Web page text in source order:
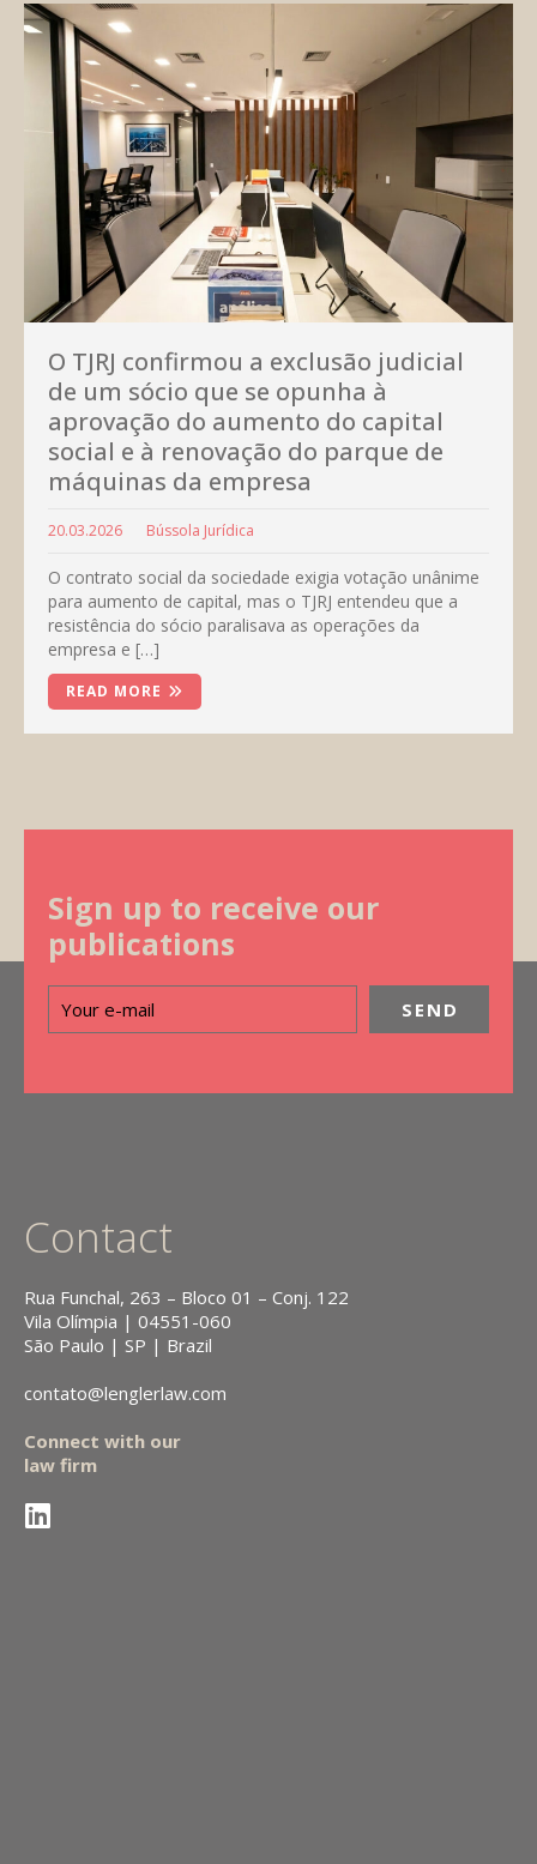
O TJRJ confirmou a exclusão judicial
de um sócio que se opunha à
aprovação do aumento do capital
social e à renovação do parque de
máquinas da empresa
20.03.2026 Bússola Jurídica
O contrato social da sociedade exigia votação unânime
para aumento de capital, mas o TJRJ entendeu que a
resistência do sócio paralisava as operações da
empresa e […]
READ MORE
Sign up to receive our
publications
Contact
Rua Funchal, 263 – Bloco 01 – Conj. 122
Vila Olímpia | 04551-060
São Paulo | SP | Brazil
contato@lenglerlaw.com
Connect with our
law firm